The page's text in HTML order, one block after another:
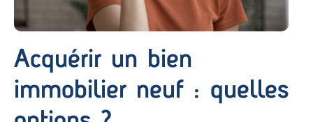
Acquérir un bien
immobilier neuf : quelles